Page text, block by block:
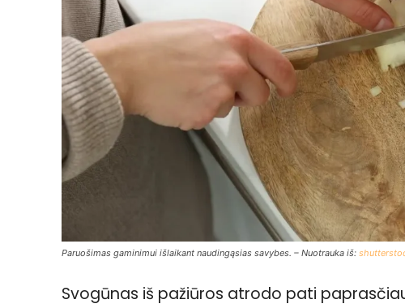
Paruošimas gaminimui išlaikant naudingąsias savybes. – Nuotrauka iš:
Svogūnas iš pažiūros atrodo pati